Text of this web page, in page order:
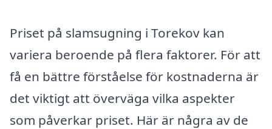
Priset på slamsugning i Torekov kan
variera beroende på flera faktorer. För att
få en bättre förståelse för kostnaderna är
det viktigt att överväga vilka aspekter
som påverkar priset. Här är några av de